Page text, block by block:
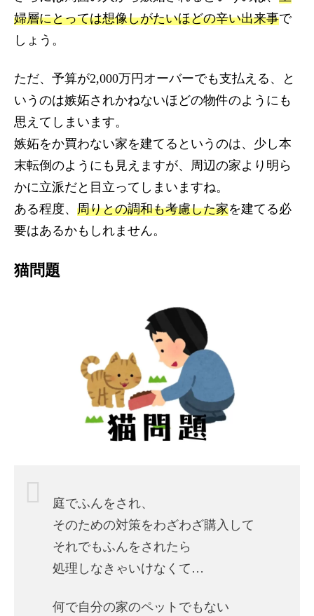
婦層にとっては想像しがたいほどの辛い出来事で
しょう。
ただ、予算が2,000万円オーバーでも支払える、と
いうのは嫉妬されかねないほどの物件のようにも
思えてしまいます。
嫉妬をか買わない家を建てるというのは、少し本
末転倒のようにも見えますが、周辺の家より明ら
かに立派だと目立ってしまいますね。
ある程度、 周りとの調和も考慮した家を建てる必
要はあるかもしれません。
猫問題
庭でふんをされ、
そのための対策をわざわざ購入して
それでもふんをされたら
処理しなきゃいけなくて…
何で自分の家のペットでもない